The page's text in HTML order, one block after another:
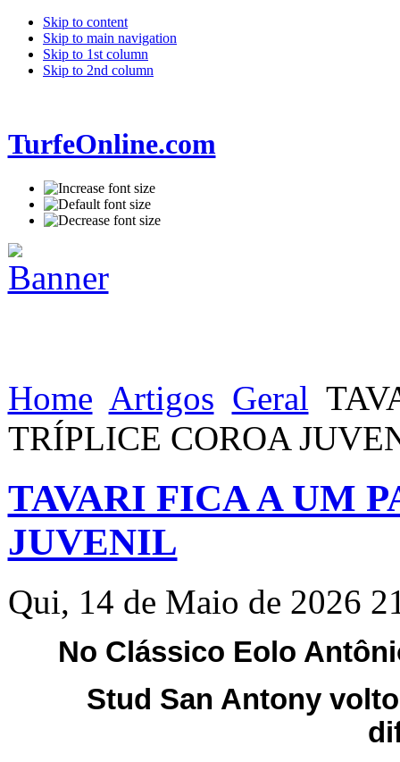
Skip to content
Skip to main navigation
Skip to 1st column
Skip to 2nd column
TurfeOnline.com
Home Artigos Geral
TRÍPLICE COROA
TAVARI FICA A UM
JUVENIL
Qui, 14 de Maio de 2026
No Clássico Eolo
Stud San Antony